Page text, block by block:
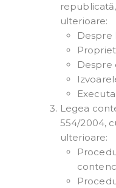
ulterioare:
Despre
Despre
Legea
554/2004,
ulterioare: